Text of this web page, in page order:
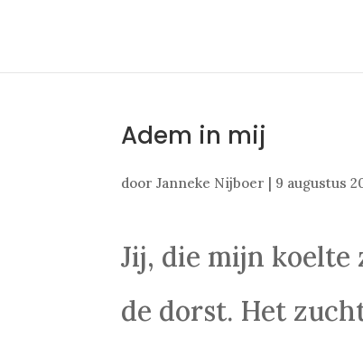
Adem in mij
doorJanneke Nijboer | 9 augustus
Jij, die mijn
de dorst. Het